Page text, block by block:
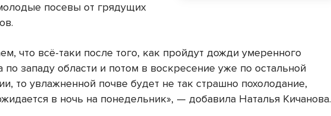
посевы от грядущих
что всё-таки после того, как пройдут дожди умеренного
по западу области и потом в воскресение уже по остальной
то увлажненной почве будет не так страшно похолодание,
в ночь на понедельник», — добавила Наталья Кичанова.